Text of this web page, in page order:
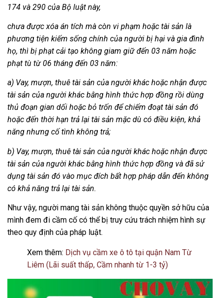
174 và 290 của Bộ luật này,
chưa được xóa án tích mà còn vi phạm hoặc tài sản là
phương tiện kiếm sống chính của người bị hại và gia đình
họ, thì bị phạt cải tạo không giam giữ đến 03 năm hoặc
phạt tù từ 06 tháng đến 03 năm:
a) Vay, mượn, thuê tài sản của người khác hoặc nhận được
tài sản của người khác bằng hình thức hợp đồng rồi dùng
thủ đoạn gian dối hoặc bỏ trốn để chiếm đoạt tài sản đó
hoặc đến thời hạn trả lại tài sản mặc dù có điều kiện, khả
năng nhưng cố tình không trả;
b) Vay, mượn, thuê tài sản của người khác hoặc nhận được
tài sản của người khác bằng hình thức hợp đồng và đã sử
dụng tài sản đó vào mục đích bất hợp pháp dẫn đến không
có khả năng trả lại tài sản.
Như vậy, người mang tài sản không thuộc quyền sở hữu của
mình đem đi cầm cố có thể bị truy cứu trách nhiệm hình sự
theo quy định của pháp luật.
Xem thêm: Dịch vụ cầm xe ô tô tại quận Nam Từ
Liêm (Lãi suất thấp, Cầm nhanh từ 1-3 tỷ)